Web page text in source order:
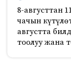
8-августтан
чачын
августта
тоолуу жана